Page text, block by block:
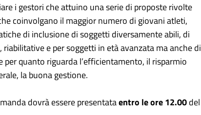
i gestori che attuino una serie di proposte rivolte
coinvolgano il maggior numero di giovani atleti,
di inclusione di soggetti diversamente abili, di
riabilitative e per soggetti in età avanzata ma anche di
per quanto riguarda l’efficientamento, il risparmio
la buona gestione.
dovrà essere presentataentro le ore 12.00del